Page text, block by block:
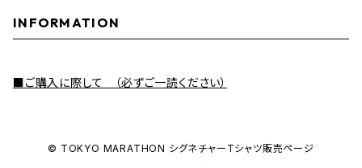
INFORMATION
■ご購入に際して （必ずご一読ください）
© TOKYO MARATHON シグネチャーTシャツ販売ページ